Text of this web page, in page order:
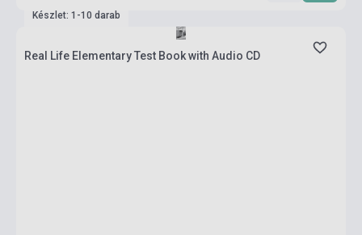
Készlet: 1-10 darab
Real Life Elementary Test Book with Audio CD